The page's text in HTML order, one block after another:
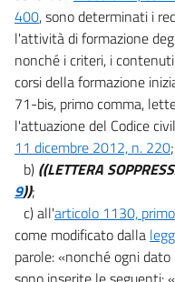
400, sono determinati i
l'attività di formazione
nonché i criteri, i
corsi della formazione
71-bis, primo comma,
l'attuazione del Codice
11 dicembre 2012, n. 220;
b) ((LETTERA
9));
c) all'articolo 1130,
come modificato dalla
parole: «nonché ogni